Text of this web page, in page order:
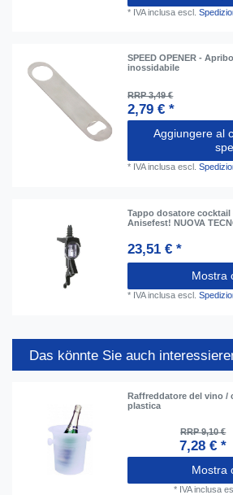
* IVA inclusa escl.
SPEED OPENER -
inossidabile
RRP 3,49 €
2,79 € *
Aggiungere al
* IVA inclusa escl.
Tappo dosatore cocktail
Anisefest! NUOVA
23,51 € *
Mostra
* IVA inclusa escl.
Das könnte Sie auch
Raffreddatore del vino /
plastica
RRP 9,10 €
7,28 € *
Mostra
* IVA inclusa